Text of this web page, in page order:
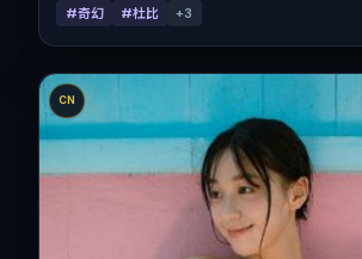
#奇幻 #杜比 +3
CN